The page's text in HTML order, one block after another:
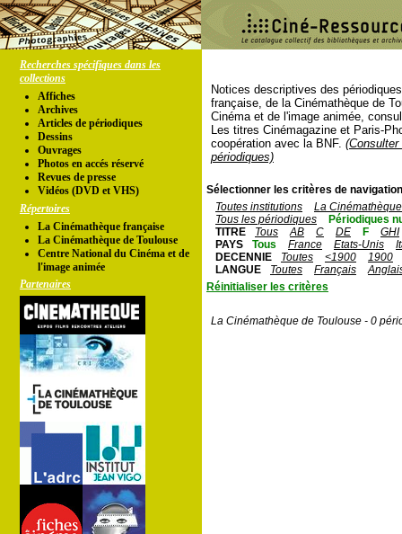
Recherches spécifiques dans les
collections
Affiches
Archives
Articles de périodiques
Dessins
Ouvrages
Photos en accés réservé
Revues de presse
Vidéos (DVD et VHS)
Répertoires
La Cinémathèque française
La Cinémathèque de Toulouse
Centre National du Cinéma et de
l'image animée
Partenaires
Notices descriptives des
française, de la Cinémathèque de
Cinéma et de l'image animée,
Les titres Cinémagazine et Paris-
coopération avec la BNF.
périodiques)
Sélectionner les critères de
Toutes institutions
La
Tous les périodiques
Périodiques
TITRE
Tous AB C DE F
GHI
PAYS
Tous France Etats-Unis
DECENNIE
Toutes <1900
1900
LANGUE
Toutes Français
Réinitialiser les critères
La Cinémathèque de Toulouse - 0